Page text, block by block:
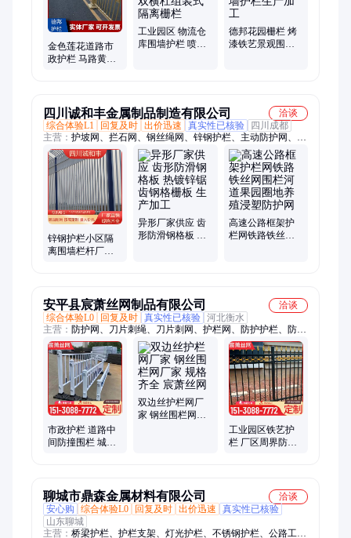
金色莲花道路市
政护栏 马路黄金
工业园区 物流仓
库围墙护栏 喷塑
德邦花园栅栏 烤
漆铁艺景观围栏
四川诚和丰金属制品制造有限公司
洽谈
综合体验L1
回复及时 出价迅速 真实性已核验
四川成都
主营： 护坡网、拦石网、钢丝绳网、锌钢护栏、主动防护网、边
坡防护网、被动防护网、防护网施工、被动型防护网、被动边坡
支护网、主动柔性防护网
锌钢护栏小区隔
离围墙栏杆厂区
异形厂家供应 齿
形防滑钢格板 热
高速公路框架护
栏网铁路铁丝网
安平县宸萧丝网制品有限公司
洽谈
综合体验L0
回复及时 真实性已核验 河北衡水
主营： 防护网、刀片刺绳、刀片刺网、护栏网、防护护栏、防护
栏杆、锌钢护栏、市政护栏、锌钢铁艺护栏、锌钢围墙护栏、镀
锌刺绳、防撞围栏、铁丝网围栏、防攀爬围栏、铁丝网围墙、隔
离围墙栏杆、小区别墅围栏、围墙隔离栅栏、高铁防护栅栏、庭
院围墙栏杆、厂区隔离栅栏、滚笼网围墙刀片、防护道路隔离栅
市政护栏 道路中
间防撞围栏 城市
双边丝护栏网厂
家 钢丝围栏网厂
工业园区铁艺护
栏 厂区周界防盗
聊城市鼎森金属材料有限公司
洽谈
安心购
综合体验L0 回复及时 出价迅速
真实性已核验
山东聊城
主营： 桥梁护栏、护栏支架、灯光护栏、不锈钢护栏、公路工程